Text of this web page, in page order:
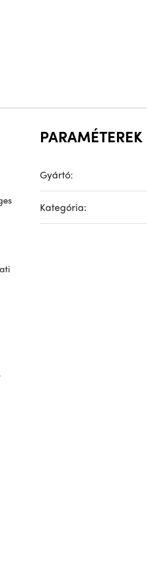
PARAMÉTEREK
Gyártó:
Kategória: